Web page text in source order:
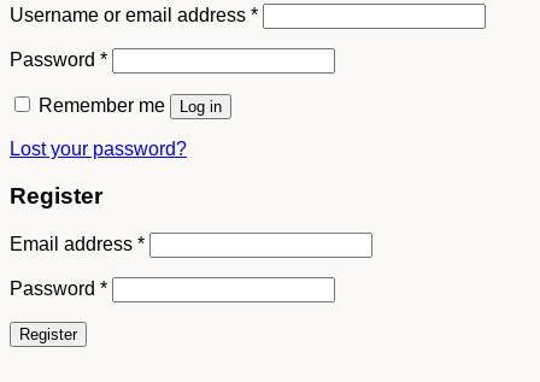
Username or email address *
Password *
Remember me Log in
Lost your password?
Register
Email address *
Password *
Register